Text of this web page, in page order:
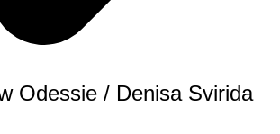
Odessie / Denisa Svirida